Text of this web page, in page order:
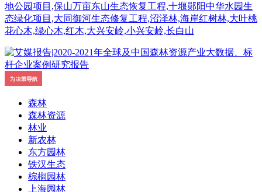
地公园项目,保山万亩东山生态恢复工程,十堰郧阳中华水园生
态绿化项目,大同御河生态修复工程,沼泽林,海岸红树林,大叶桃
花心木,绿心木,红木,大兴安岭,小兴安岭,长白山
森林
森林资源
林业
新农林
东方园林
铁汉生态
棕榈园林
上海园林